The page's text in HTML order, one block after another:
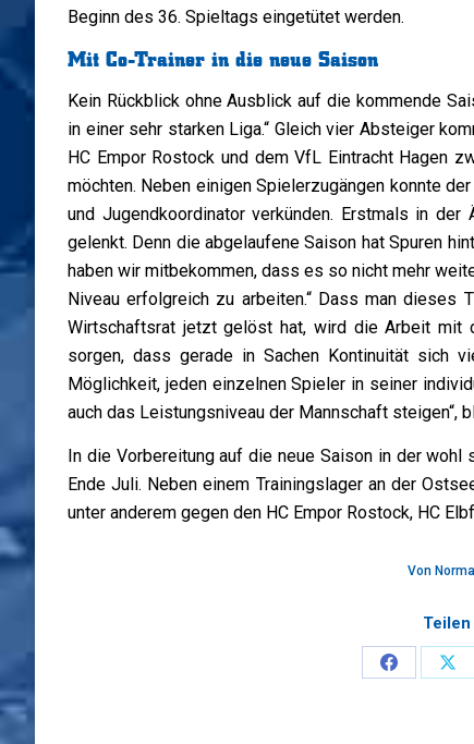
Beginn des 36. Spieltags eingetütet werden.
Mit Co-Trainer in die neue Saison
Kein Rückblick ohne Ausblick auf die kommende
in einer sehr starken Liga.“ Gleich vier Absteiger
HC Empor Rostock und dem VfL Eintracht Hagen
möchten. Neben einigen Spielerzugängen konnte
und Jugendkoordinator verkünden. Erstmals in der
gelenkt. Denn die abgelaufene Saison hat Spuren
haben wir mitbekommen, dass es so nicht mehr
Niveau erfolgreich zu arbeiten.“ Dass man dieses
Wirtschaftsrat jetzt gelöst hat, wird die Arbeit mit
sorgen, dass gerade in Sachen Kontinuität sich
Möglichkeit, jeden einzelnen Spieler in seiner
auch das Leistungsniveau der Mannschaft steigen“,
In die Vorbereitung auf die neue Saison in der
Ende Juli. Neben einem Trainingslager an der
unter anderem gegen den HC Empor Rostock, HC
Von
Share